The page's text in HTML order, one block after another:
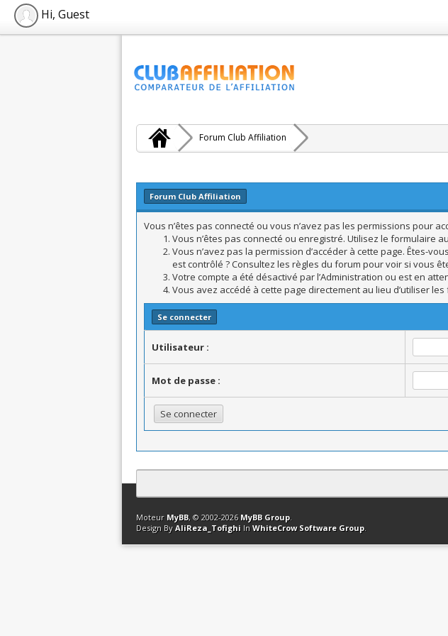
Hi, Guest
Forum Club Affiliation
Forum Club Affiliation
Vous n’êtes pas connecté ou vous n’avez pas les permissions pour
Vous n’êtes pas connecté ou enregistré. Utilisez le formulaire
Vous n’avez pas la permission d’accéder à cette page. Êtes-
est contrôlé ? Consultez les règles du forum pour voir si vous
Votre compte a été désactivé par l’Administration ou est en
Vous avez accédé à cette page directement au lieu d’utiliser
Se connecter
Utilisateur :
Mot de passe :
Contact Club Affiliation Retourner en haut Version bas-débit
Moteur MyBB, © 2002-2026 MyBB Group.
Design By AliReza_Tofighi In WhiteCrow Software Group.